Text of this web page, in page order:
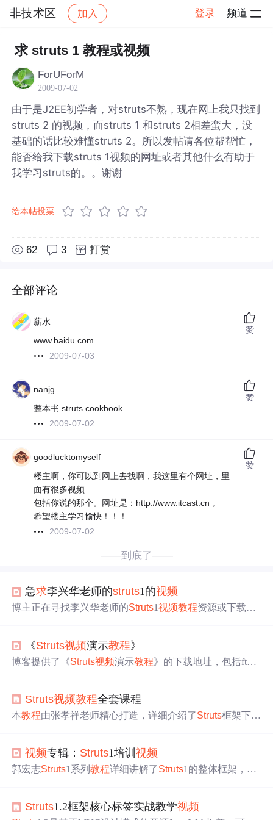
非技术区 加入 登录 频道
社区 非技术区 帖子详情
求 struts 1 教程或视频
ForUForM
2009-07-02
由于是J2EE初学者，对struts不熟，现在网上我只找到
struts 2 的视频，而struts 1 和struts 2相差蛮大，没
基础的话比较难懂struts 2。所以发帖请各位帮帮忙，
能否给我下载struts 1视频的网址或者其他什么有助于
我学习struts的。。谢谢
给本帖投票
62 3 打赏
全部评论
薪水
www.baidu.com
2009-07-03
赞
nanjg
整本书 struts cookbook
2009-07-02
赞
goodlucktomyself
楼主啊，你可以到网上去找啊，我这里有个网址，里
面有很多视频
包括你说的那个。网址是：http://www.itcast.cn 。
希望楼主学习愉快！！！
2009-07-02
赞
——到底了——
急求李兴华老师的struts1的视频
博主正在寻找李兴华老师的Struts1视频教程资源或下载地
《Struts视频演示教程》
博客提供了《Struts视频演示教程》的下载地址，包括ftp
Struts视频教程全套课程
本教程由张孝祥老师精心打造，详细介绍了Struts框架下的
视频专辑： Struts1培训视频
郭宏志Struts1系列教程详细讲解了Struts1的整体框架，包
Struts1.2框架核心标签实战教学视频